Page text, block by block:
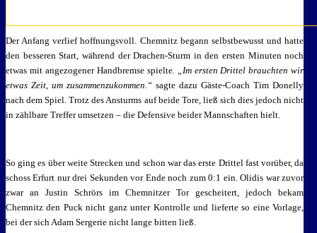
Der Anfang verlief hoffnungsvoll. Chemnitz begann selbstbewusst und hatte
den besseren Start, während der Drachen-Sturm in den ersten Minuten noch
etwas mit angezogener Handbremse spielte. „Im ersten Drittel brauchten wir
etwas Zeit, um zusammenzukommen.“ sagte dazu Gäste-Coach Tim Donelly
nach dem Spiel. Trotz des Ansturms auf beide Tore, ließ sich dies jedoch nicht
in zählbare Treffer umsetzen – die Defensive beider Mannschaften hielt.
So ging es über weite Strecken und schon war das erste Drittel fast vorüber, da
schoss Erfurt nur drei Sekunden vor Ende noch zum 0:1 ein. Olidis war zuvor
zwar an Justin Schrörs im Chemnitzer Tor gescheitert, jedoch bekam
Chemnitz den Puck nicht ganz unter Kontrolle und lieferte so eine Vorlage,
bei der sich Adam Sergerie nicht lange bitten ließ.